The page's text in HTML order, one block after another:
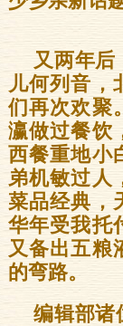
又两年后
儿何列音，
们再次欢聚
瀛做过餐饮
西餐重地小
弟机敏过人
菜品经典，
华年受我托
又备出五粮
的弯路。
编辑部诸